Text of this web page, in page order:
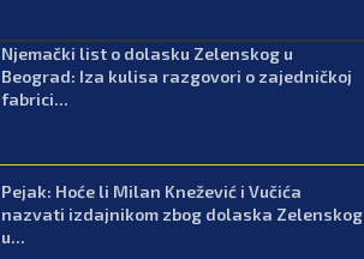
Njemački list o dolasku Zelenskog u
Beograd: Iza kulisa razgovori o zajedničkoj
fabrici...
Pejak: Hoće li Milan Knežević i Vučića
nazvati izdajnikom zbog dolaska Zelenskog
u...